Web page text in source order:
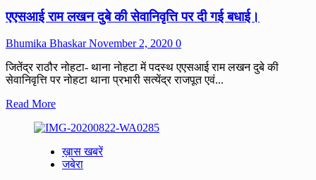
रूप
जली,
हेतु
मेडिकल
जबलपुर
गया।
एएसआई राम लखन दुबे की सेवानिवृत्ति पर दी गई बधाई।
Bhumika BhaskarNovember 2, 2020 0
जितेंद्र राठौर नोहटा- थाना नोहटा में पदस्थ एएसआई राम लखन दुबे की
सेवानिवृत्ति पर नोहटा थाना प्रभारी सत्येंद्र राजपूत एवं...
Read MoreRead
about
राम
लखन
ख़ास खबरें
जबेरा